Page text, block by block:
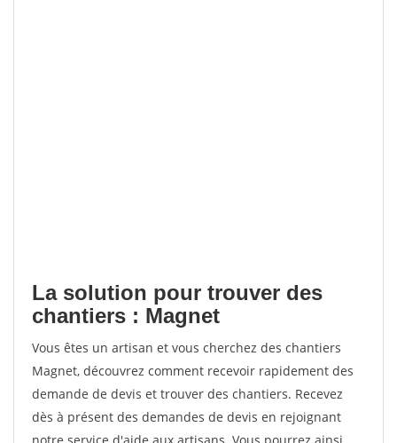
La solution pour trouver des
chantiers : Magnet
Vous êtes un artisan et vous cherchez des chantiers
Magnet, découvrez comment recevoir rapidement des
demande de devis et trouver des chantiers. Recevez
dès à présent des demandes de devis en rejoignant